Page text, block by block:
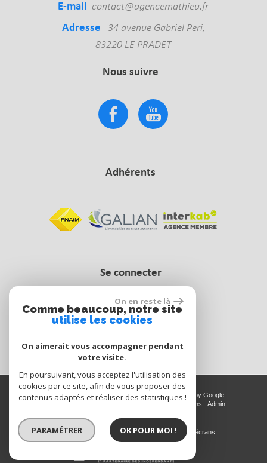
E-mail
contact@agencemathieu.fr
Adresse
34 avenue Gabriel Peri,
83220 LE PRADET
Nous suivre
Adhérents
Se connecter
Espace propriétaire
© 2026 | Tous droits réservés | Traduction powered by Google
Plan du site
Nos honoraires Liens -Admin
Site internet compatible multi-supports,
un seul site adaptable à tous les types d'écrans.
On en reste là
Comme beaucoup, notre site
utilise les cookies
On aimerait vous accompagner pendant
votre visite.
En poursuivant, vous acceptez l'utilisation des
cookies par ce site, afin de vous proposer des
contenus adaptés et réaliser des statistiques !
PARAMÉTRER OK POUR MOI !